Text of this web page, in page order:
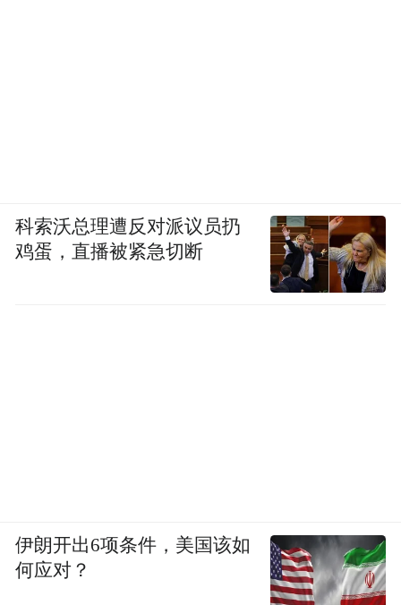
科索沃总理遭反对派议员扔
鸡蛋，直播被紧急切断
伊朗开出6项条件，美国该如
何应对？